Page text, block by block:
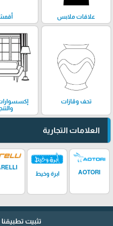
علاقات ملابس
تحف وڤازات
إكسسوارات
العلامات التجارية
AOTORI ابرة وخيط
تثبيت تطبيقنا